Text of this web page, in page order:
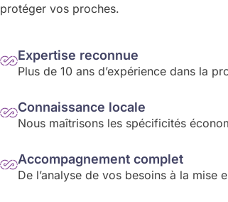
protéger vos proches.
Expertise reconnue
Plus de 10 ans d’expérience dans la
Connaissance locale
Nous maîtrisons les spécificités
Accompagnement complet
De l’analyse de vos besoins à la mise